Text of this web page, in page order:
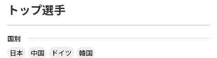
トップ選手
国別
日本
中国 ドイツ
韓国